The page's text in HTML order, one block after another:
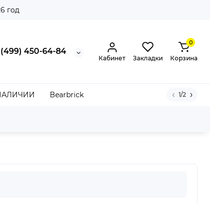
год
(499) 450-64-84
Кабинет Закладки
0
Корзина
Bearbrick 1/2